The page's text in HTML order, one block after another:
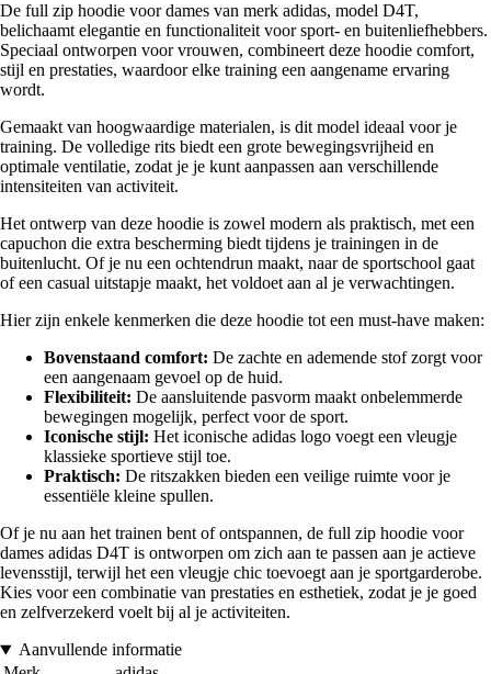
De full zip hoodie voor dames van merk adidas, model D4T,
belichaamt elegantie en functionaliteit voor sport- en buitenliefhebbers.
Speciaal ontworpen voor vrouwen, combineert deze hoodie comfort,
stijl en prestaties, waardoor elke training een aangename ervaring
wordt.
Gemaakt van hoogwaardige materialen, is dit model ideaal voor je
training. De volledige rits biedt een grote bewegingsvrijheid en
optimale ventilatie, zodat je je kunt aanpassen aan verschillende
intensiteiten van activiteit.
Het ontwerp van deze hoodie is zowel modern als praktisch, met een
capuchon die extra bescherming biedt tijdens je trainingen in de
buitenlucht. Of je nu een ochtendrun maakt, naar de sportschool gaat
of een casual uitstapje maakt, het voldoet aan al je verwachtingen.
Hier zijn enkele kenmerken die deze hoodie tot een must-have maken:
Bovenstaand comfort: De zachte en ademende stof zorgt voor
een aangenaam gevoel op de huid.
Flexibiliteit: De aansluitende pasvorm maakt onbelemmerde
bewegingen mogelijk, perfect voor de sport.
Iconische stijl: Het iconische adidas logo voegt een vleugje
klassieke sportieve stijl toe.
Praktisch: De ritszakken bieden een veilige ruimte voor je
essentiële kleine spullen.
Of je nu aan het trainen bent of ontspannen, de full zip hoodie voor
dames adidas D4T is ontworpen om zich aan te passen aan je actieve
levensstijl, terwijl het een vleugje chic toevoegt aan je sportgarderobe.
Kies voor een combinatie van prestaties en esthetiek, zodat je je goed
en zelfverzekerd voelt bij al je activiteiten.
Aanvullende informatie